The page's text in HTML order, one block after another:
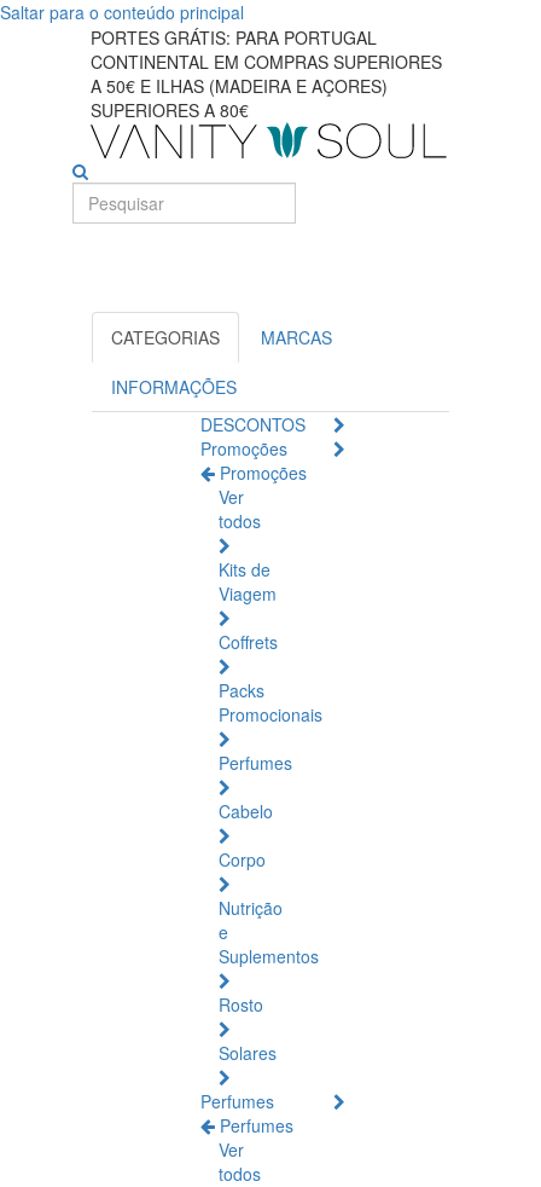
Saltar para o conteúdo principal
Principais
promoções
suplementos
PORTES GRÁTIS: PARA PORTUGAL
CONTINENTAL EM COMPRAS SUPERIORES
A 50€ E ILHAS (MADEIRA E AÇORES)
SUPERIORES A 80€
CATEGORIAS MARCAS
INFORMAÇÕES
DESCONTOS
Promoções
Promoções
Ver
todos
Kits de
Viagem
Coffrets
Packs
Promocionais
Perfumes
Cabelo
Corpo
Nutrição
e
Suplementos
Rosto
Solares
Perfumes
Perfumes
Ver
todos